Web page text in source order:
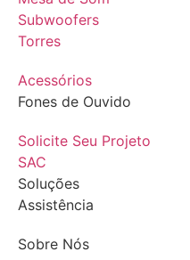
Subwoofers
Torres
Acessórios
Fones de Ouvido
Solicite Seu Projeto
SAC
Soluções
Assistência
Sobre Nós